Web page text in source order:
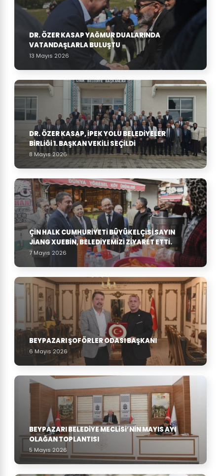
DR. ÖZER KASAP YAĞMUR DUALARINDA
VATANDAŞLARLA BULUŞTU
13 Mayıs 2026
DR. ÖZER KASAP, İPEK YOLU BELEDIYELER
BIRLIĞI 1. BAŞKAN VEKILI SEÇILDI
8 Mayıs 2026
ÇIN HALK CUMHURIYETI BÜYÜKELÇISI SAYIN
JIANG XUEBIN, BELEDIYEMIZI ZIYARET ETTI.
7 Mayıs 2026
BEYPAZARI ŞOFÖRLER ODASI BAŞKANI
6 Mayıs 2026
BEYPAZARI BELEDIYE MECLISI’NIN MAYIS AYI
OLAĞAN TOPLANTISI
5 Mayıs 2026